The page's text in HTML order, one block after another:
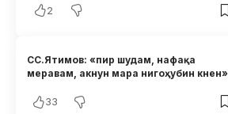
2
СС.Ятимов: «пир шудам, нафақа
меравам, акнун мара нигоҳубин кнен»
33